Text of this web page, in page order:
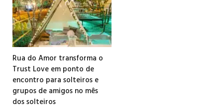
Rua do Amor transforma o
Trust Love em ponto de
encontro para solteiros e
grupos de amigos no mês
dos solteiros